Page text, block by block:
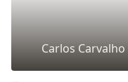
Carlos Carvalho